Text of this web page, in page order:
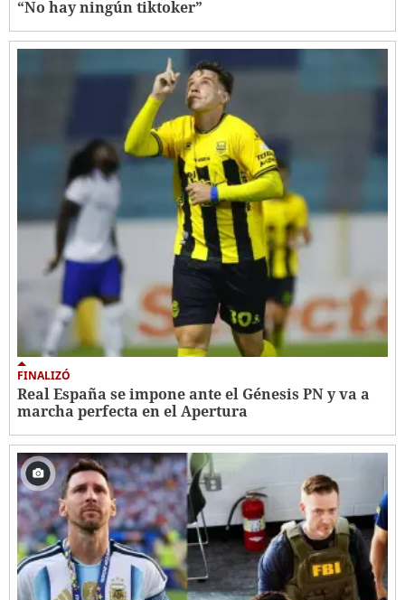
“No hay ningún tiktoker”
FINALIZÓ
Real España se impone ante el Génesis PN y va a
marcha perfecta en el Apertura